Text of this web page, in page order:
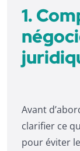
1.
Avant
clarifier ce
pour éviter